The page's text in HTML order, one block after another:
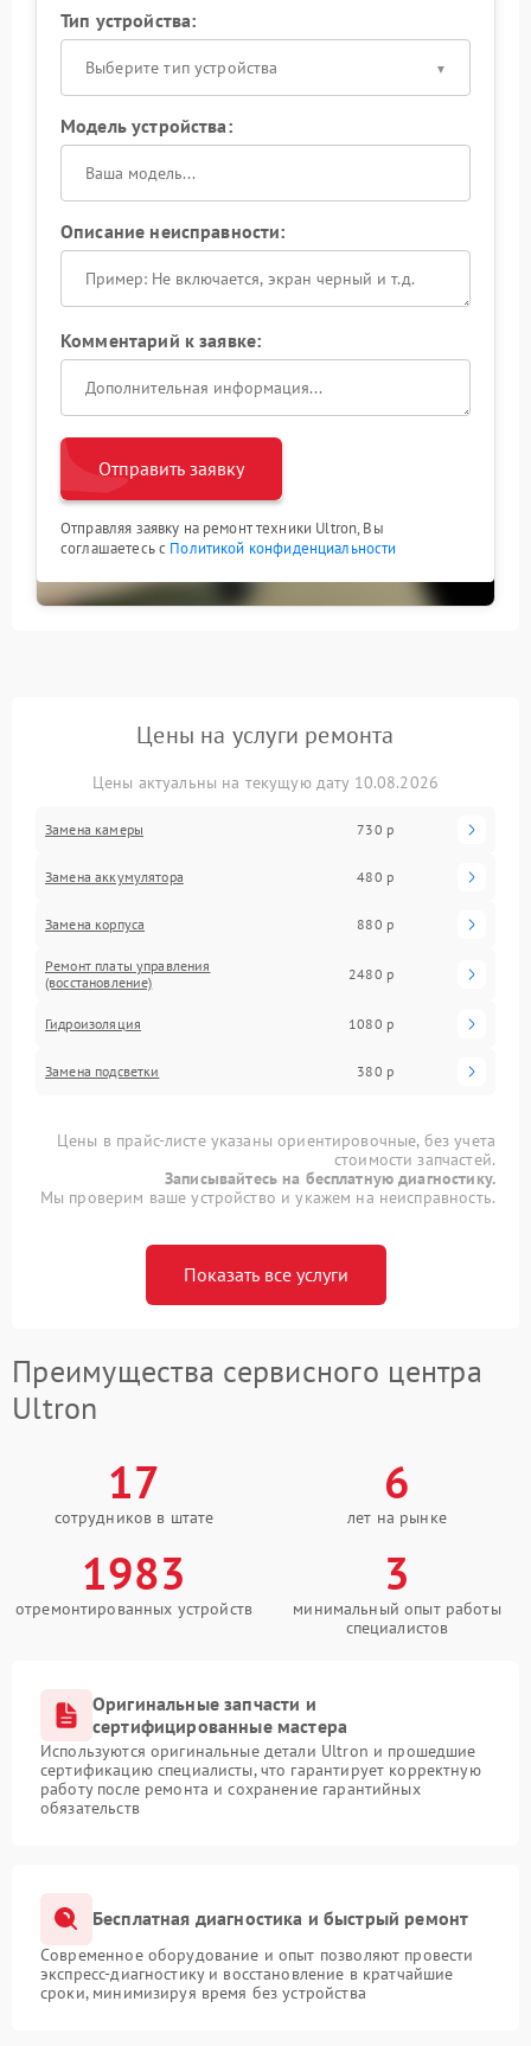
Тип устройства:
Выберите тип устройства
Модель устройства:
Описание неисправности:
Комментарий к заявке:
Отправить заявку
Отправляя заявку на ремонт техники Ultron, Вы
соглашаетесь с Политикой конфиденциальности
Цены на услуги ремонта
Цены актуальны на текущую дату 10.08.2026
Замена камеры 730 р
Замена аккумулятора 480 р
Замена корпуса 880 р
Ремонт платы управления
(восстановление)
2480 р
Гидроизоляция 1080 р
Замена подсветки 380 р
Цены в прайс-листе указаны ориентировочные, без учета
стоимости запчастей.
Записывайтесь на бесплатную диагностику.
Мы проверим ваше устройство и укажем на неисправность.
Показать все услуги
Преимущества сервисного центра
Ultron
17
сотрудников в штате
6
лет на рынке
1983
отремонтированных устройств
3
минимальный опыт работы
специалистов
Оригинальные запчасти и
сертифицированные мастера
Используются оригинальные детали Ultron и прошедшие
сертификацию специалисты, что гарантирует корректную
работу после ремонта и сохранение гарантийных
обязательств
Бесплатная диагностика и быстрый ремонт
Современное оборудование и опыт позволяют провести
экспресс-диагностику и восстановление в кратчайшие
сроки, минимизируя время без устройства